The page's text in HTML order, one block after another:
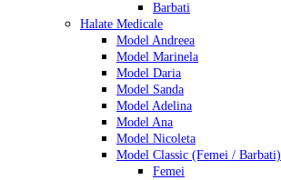
Barbati
Halate Medicale
Model Andreea
Model Marinela
Model Daria
Model Sanda
Model Adelina
Model Ana
Model Nicoleta
Model Classic (Femei / Barbati)
Femei